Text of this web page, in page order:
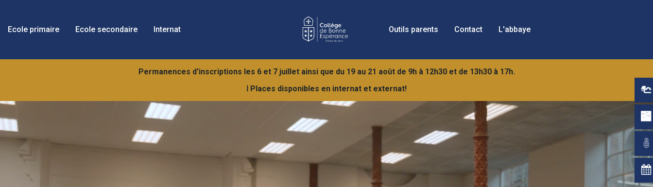
Ecole primaire Ecole secondaire Internat Outils parents Contact L'abbaye
Permanences d'inscriptions les 6 et 7 juillet ainsi que du 19 au 21 août de 9h à 12h30 et de 13h30 à 17h.
ℹ️ Places disponibles en internat et externat!